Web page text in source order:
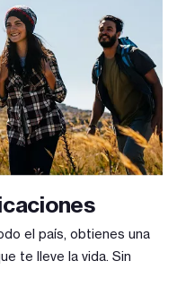
el país, obtienes una
te lleve la vida. Sin